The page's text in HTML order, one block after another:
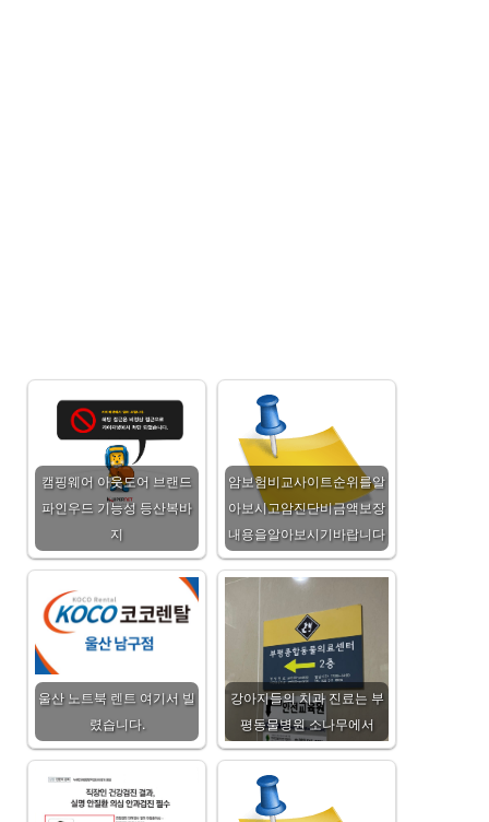
캠핑웨어 아웃도어 브랜드
파인우드 기능성 등산복바
지
암보험비교사이트순위를알
아보시고암진단비금액보장
내용을알아보시기바랍니다
울산 노트북 렌트 여기서 빌
렸습니다.
강아지들의 치과 진료는 부
평동물병원 소나무에서